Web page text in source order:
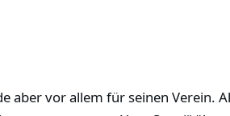
aber vor allem für seinen Verein.